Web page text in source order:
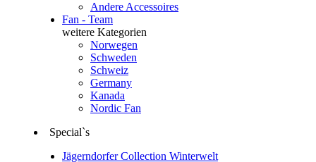
Andere Accessoires
Fan - Team
weitere Kategorien
Norwegen
Schweden
Schweiz
Germany
Kanada
Nordic Fan
Special`s
Jägerndorfer Collection Winterwelt